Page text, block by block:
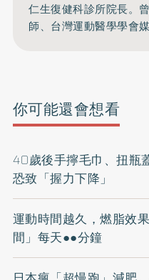
仁生復健科診所院長。
師、台灣運動醫學學會媒
你可能還會想看
40歲後手擰毛巾、扭瓶
恐致「握力下降」
運動時間越久，燃脂效
間」每天●●分鐘